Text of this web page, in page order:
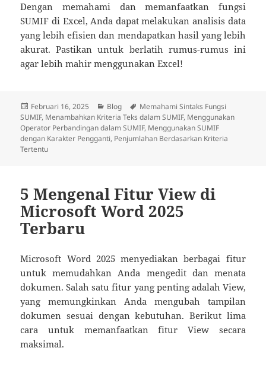
Dengan memahami dan memanfaatkan fungsi
SUMIF di Excel, Anda dapat melakukan analisis data
yang lebih efisien dan mendapatkan hasil yang lebih
akurat. Pastikan untuk berlatih rumus-rumus ini
agar lebih mahir menggunakan Excel!
Diposkan
pada
Februari 16, 2025 Kategori
Blog Tag
Memahami Sintaks Fungsi
SUMIF, Menambahkan Kriteria Teks dalam SUMIF, Menggunakan
Operator Perbandingan dalam SUMIF, Menggunakan SUMIF
dengan Karakter Pengganti, Penjumlahan Berdasarkan Kriteria
Tertentu
5 Mengenal Fitur View di
Microsoft Word 2025
Terbaru
Microsoft Word 2025 menyediakan berbagai fitur
untuk memudahkan Anda mengedit dan menata
dokumen. Salah satu fitur yang penting adalah View,
yang memungkinkan Anda mengubah tampilan
dokumen sesuai dengan kebutuhan. Berikut lima
cara untuk memanfaatkan fitur View secara
maksimal.